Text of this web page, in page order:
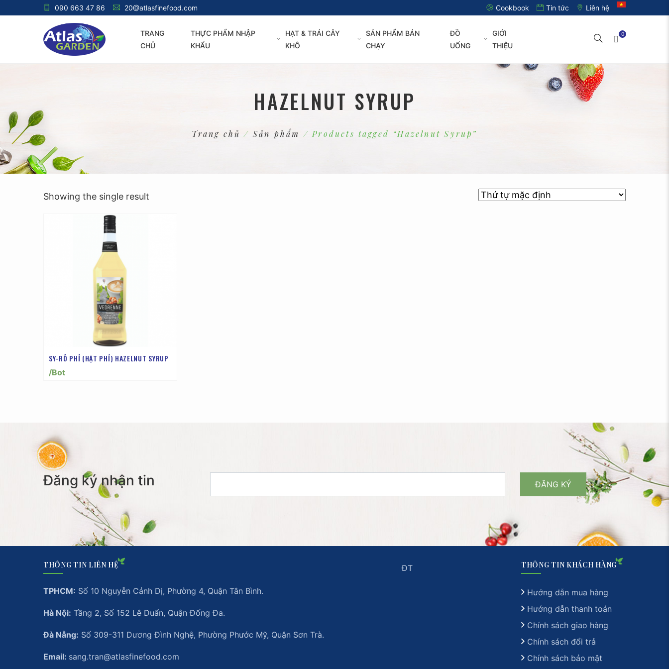
090 663 47 86 20@atlasfinefood.com Cookbook Tin tức Liên hệ
TRANG
CHỦ
THỰC PHẨM NHẬP
KHẨU
HẠT & TRÁI CÂY
KHÔ
SẢN PHẨM BÁN
CHẠY
ĐỒ
UỐNG
GIỚI
THIỆU
0
HAZELNUT SYRUP
Trang chủ / Sản phẩm / Products tagged “Hazelnut Syrup”
Showing the single result
SY-RÔ PHỈ (HẠT PHỈ) HAZELNUT SYRUP
/Bot
Đăng ký nhận tin
THÔNG TIN LIÊN HỆ
TPHCM: Số 10 Nguyễn Cảnh Dị, Phường 4, Quận Tân Bình.
Hà Nội: Tầng 2, Số 152 Lê Duẩn, Quận Đống Đa.
Đà Nẵng: Số 309-311 Dương Đình Nghệ, Phường Phước Mỹ, Quận Sơn Trà.
Email: sang.tran@atlasfinefood.com
ĐT THÔNG TIN KHÁCH HÀNG
Hướng dẫn mua hàng
Hướng dẫn thanh toán
Chính sách giao hàng
Chính sách đổi trả
Chính sách bảo mật